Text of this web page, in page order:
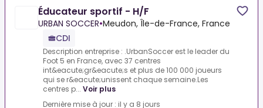
Éducateur sportif - H/F
URBAN SOCCER•Meudon, Île-de-France, France
CDI
Description entreprise : .UrbanSoccer est le leader du
Foot 5 en France, avec 37 centres
int&eacute;gr&eacute;s et plus de 100 000 joueurs
qui se r&eacute;unissent chaque semaine.Les
centres p... Voir plus
Dernière mise à jour : il y a 8 jours